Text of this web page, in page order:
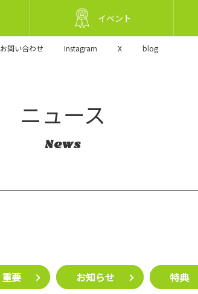
イベント
お問い合わせ Instagram X blog
ニュース
News
重要 お知らせ 特典